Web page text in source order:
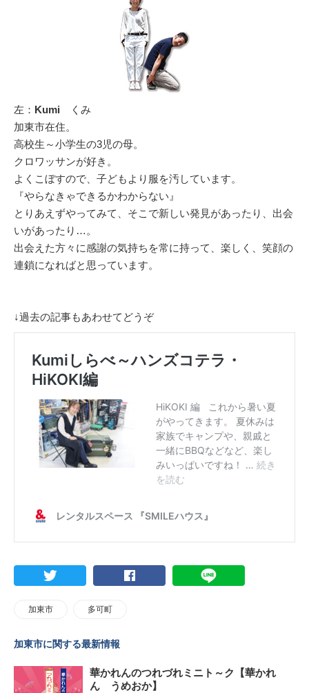
左： Kumi くみ
加東市在住。
高校生～小学生の3児の母。
クロワッサンが好き。
よくこぼすので、子どもより服を汚しています。
『やらなきゃできるかわからない』
とりあえずやってみて、そこで新しい発見があったり、出会
いがあったり…。
出会えた方々に感謝の気持ちを常に持って、楽しく、笑顔の
連鎖になればと思っています。
↓過去の記事もあわせてどうぞ
加東市 多可町
加東市に関する最新情報
華かれんのつれづれミニト～ク【華かれ
ん うめおか】